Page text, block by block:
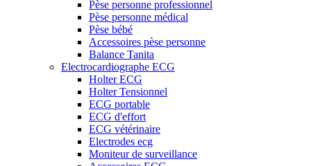
Pèse personne professionnel
Pèse personne médical
Pèse bébé
Accessoires pèse personne
Balance Tanita
Electrocardiographe ECG
Holter ECG
Holter Tensionnel
ECG portable
ECG d'effort
ECG vétérinaire
Electrodes ecg
Moniteur de surveillance